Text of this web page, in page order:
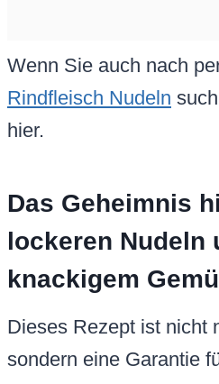
Wenn Sie auch nach
Rindfleisch Nudeln
hier.
Das Geheimnis
lockeren Nudeln
knackigem
Dieses Rezept ist nicht
sondern eine Garantie